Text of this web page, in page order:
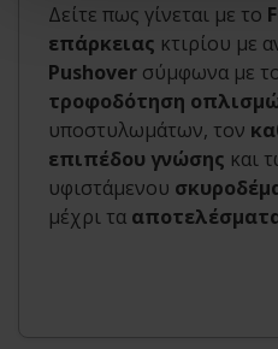
Δείτε πως γίνεται με το
επάρκειας κτιρίου με
Pushover σύμφωνα με
τροφοδότηση
υποστυλωμάτων, τον
επιπέδου γνώσης και
υφιστάμενου
μέχρι τα